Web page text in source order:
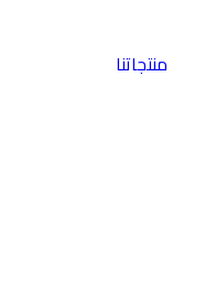
منتجاتنا